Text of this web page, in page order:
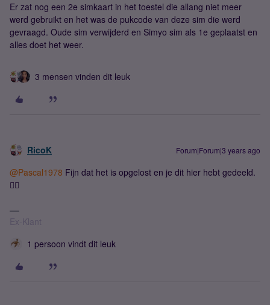
Er zat nog een 2e simkaart in het toestel die allang niet meer
werd gebruikt en het was de pukcode van deze sim die werd
gevraagd. Oude sim verwijderd en Simyo sim als 1e geplaatst en
alles doet het weer.
3 mensen vinden dit leuk
RicoK Forum|Forum|3 years ago
@Pascal1978 Fijn dat het is opgelost en je dit hier hebt gedeeld.
👍🏻
Ex-Klant
1 persoon vindt dit leuk